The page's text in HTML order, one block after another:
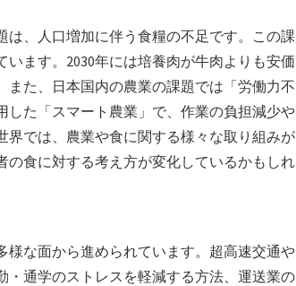
、人口増加に伴う食糧の不足です。この課
ます。2030年には培養肉が牛肉よりも安価
た、日本国内の農業の課題では「労働力不
た「スマート農業」で、作業の負担減少や
では、農業や食に関する様々な取り組みが
の食に対する考え方が変化しているかもしれ
な面から進められています。超高速交通や
通学のストレスを軽減する方法、運送業の